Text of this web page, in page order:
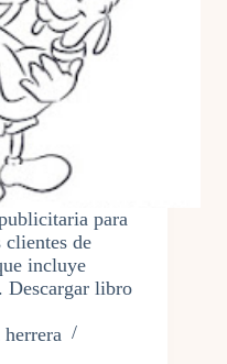
para
clientes de
incluye
Descargar libro